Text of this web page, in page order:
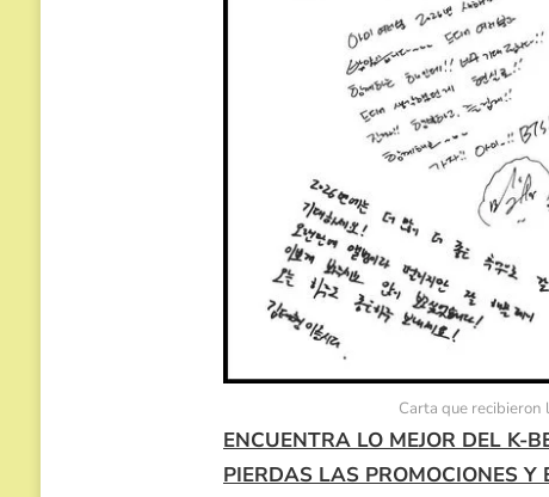
Carta que recibieron
ENCUENTRA LO MEJOR DEL K-
PIERDAS LAS PROMOCIONES